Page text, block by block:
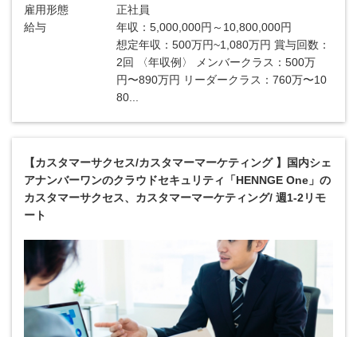
雇用形態
正社員
給与
年収：5,000,000円～10,800,000円
想定年収：500万円~1,080万円 賞与回数：
2回 〈年収例〉 メンバークラス：500万
円〜890万円 リーダークラス：760万〜10
80...
【カスタマーサクセス/カスタマーマーケティング 】国内シェ
アナンバーワンのクラウドセキュリティ「HENNGE One」の
カスタマーサクセス、カスタマーマーケティング/ 週1-2リモ
ート